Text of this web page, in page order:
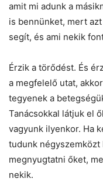
amit mi adunk a
is bennünket, mert
segít, és ami nekik
Érzik a törődést. És
a megfelelő utat,
tegyenek a
Tanácsokkal látjuk el
vagyunk ilyenkor. Ha
tudunk
megnyugtatni őket,
nekik.